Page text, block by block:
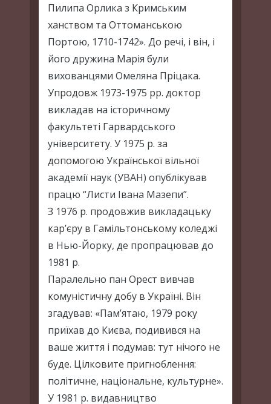
Пилипа Орлика з Кримським
ханством та Оттоманською
Портою, 1710-1742». До речі, і він, і
його дружина Марія були
вихованцями Омеляна Пріцака.
Упродовж 1973-1975 рр. доктор
викладав на історичному
факультеті Гарвардського
університету. У 1975 р. за
допомогою Української вільної
академії наук (УВАН) опублікував
працю “Листи Івана Мазепи”.
З 1976 р. продовжив викладацьку
кар’єру в Гамільтонському коледжі
в Нью-Йорку, де пропрацював до
1981 р.
Паралельно пан Орест вивчав
комуністичну добу в Україні. Він
згадував: «Пам’ятаю, 1979 року
приїхав до Києва, подивився на
ваше життя і подумав: тут нічого не
буде. Цілковите пригноблення:
політичне, національне, культурне».
У 1981 р. видавництво